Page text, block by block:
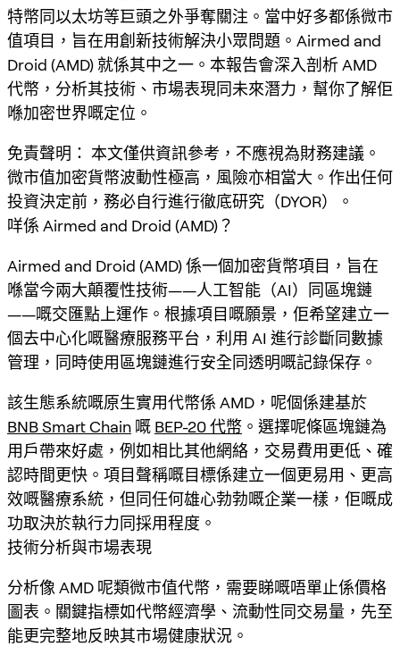
特幣同以太坊等巨頭之外爭奪關注。當中好多都係微市
值項目，旨在用創新技術解決小眾問題。Airmed and
Droid (AMD) 就係其中之一。本報告會深入剖析 AMD
代幣，分析其技術、市場表現同未來潛力，幫你了解佢
喺加密世界嘅定位。
免責聲明： 本文僅供資訊參考，不應視為財務建議。
微市值加密貨幣波動性極高，風險亦相當大。作出任何
投資決定前，務必自行進行徹底研究（DYOR）。
咩係 Airmed and Droid (AMD)？
Airmed and Droid (AMD) 係一個加密貨幣項目，旨在
喺當今兩大顛覆性技術——人工智能（AI）同區塊鏈
——嘅交匯點上運作。根據項目嘅願景，佢希望建立一
個去中心化嘅醫療服務平台，利用 AI 進行診斷同數據
管理，同時使用區塊鏈進行安全同透明嘅記錄保存。
該生態系統嘅原生實用代幣係 AMD，呢個係建基於
BNB Smart Chain 嘅 BEP-20 代幣 。選擇呢條區塊鏈為
用戶帶來好處，例如相比其他網絡，交易費用更低、確
認時間更快。項目聲稱嘅目標係建立一個更易用、更高
效嘅醫療系統，但同任何雄心勃勃嘅企業一樣，佢嘅成
功取決於執行力同採用程度。
技術分析與市場表現
分析像 AMD 呢類微市值代幣，需要睇嘅唔單止係價格
圖表。關鍵指標如代幣經濟學、流動性同交易量，先至
能更完整地反映其市場健康狀況。